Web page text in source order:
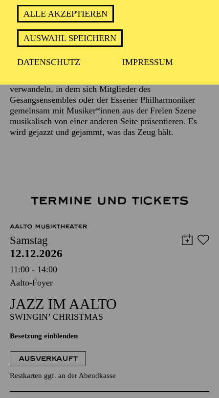
ALLE AKZEPTIEREN
AUSWAHL SPEICHERN
DATENSCHUTZ IMPRESSUM
Beschreibung
unterschiedliche Orte des Aalto-Theaters ein paar Mal
verwandeln, in dem sich Mitglieder des
Gesangsensembles oder der Essener Philharmoniker
gemeinsam mit Musiker*innen aus der Freien Szene
musikalisch von einer anderen Seite präsentieren. Es
wird gejazzt und gejammt, was das Zeug hält.
TERMINE UND TICKETS
AALTO MUSIKTHEATER
Samstag
12.12.2026
11:00 - 14:00
Aalto-Foyer
JAZZ IM AALTO
SWINGIN’ CHRISTMAS
Besetzung einblenden
AUSVERKAUFT
Restkarten ggf. an der Abendkasse